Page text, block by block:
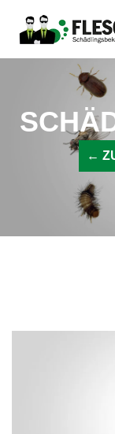
Inhalt
springen
←